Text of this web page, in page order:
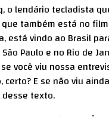
o lendário tecladista
também está no
está vindo ao Brasil
Paulo e no Rio de
você viu nossa
E se não viu
texto.